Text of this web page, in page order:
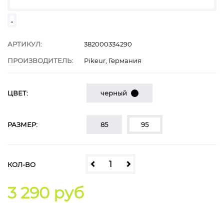
АРТИКУЛ: 382000334290
ПРОИЗВОДИТЕЛЬ: Pikeur, Германия
ЦВЕТ: черный
РАЗМЕР: 85 95
КОЛ-ВО
3 290 руб